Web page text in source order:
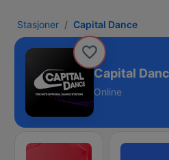
Stasjoner Capital Dance
Capital
Online